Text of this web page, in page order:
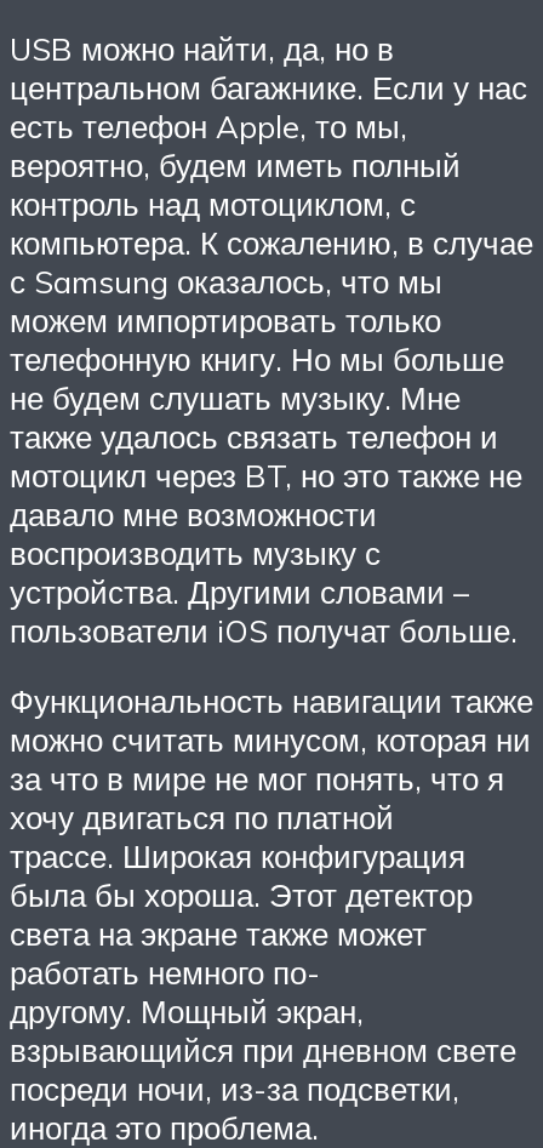
USB можно найти, да, но в
центральном багажнике. Если у нас
есть телефон Apple, то мы,
вероятно, будем иметь полный
контроль над мотоциклом, с
компьютера. К сожалению, в случае
с Samsung оказалось, что мы
можем импортировать только
телефонную книгу. Но мы больше
не будем слушать музыку. Мне
также удалось связать телефон и
мотоцикл через BT, но это также не
давало мне возможности
воспроизводить музыку с
устройства. Другими словами –
пользователи iOS получат больше.
Функциональность навигации также
можно считать минусом, которая ни
за что в мире не мог понять, что я
хочу двигаться по платной
трассе. Широкая конфигурация
была бы хороша. Этот детектор
света на экране также может
работать немного по-
другому. Мощный экран,
взрывающийся при дневном свете
посреди ночи, из-за подсветки,
иногда это проблема.